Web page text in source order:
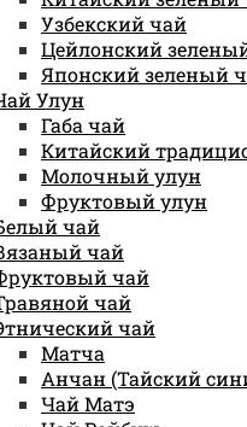
Узбекский чай
Цейлонский
Японский зеленый
Улун
Габа чай
Китайский
Молочный улун
Фруктовый улун
чай
чай
чай
чай
чай
Матча
Анчан (Тайский
Чай Матэ